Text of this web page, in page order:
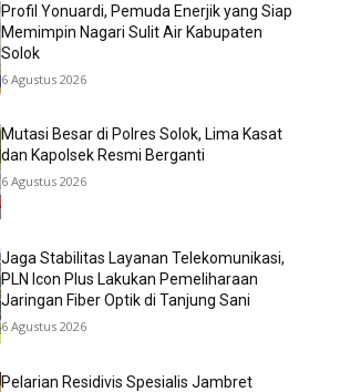
Profil Yonuardi, Pemuda Enerjik yang Siap
Memimpin Nagari Sulit Air Kabupaten
Solok
6 Agustus 2026
Mutasi Besar di Polres Solok, Lima Kasat
dan Kapolsek Resmi Berganti
6 Agustus 2026
Jaga Stabilitas Layanan Telekomunikasi,
PLN Icon Plus Lakukan Pemeliharaan
Jaringan Fiber Optik di Tanjung Sani
6 Agustus 2026
Pelarian Residivis Spesialis Jambret